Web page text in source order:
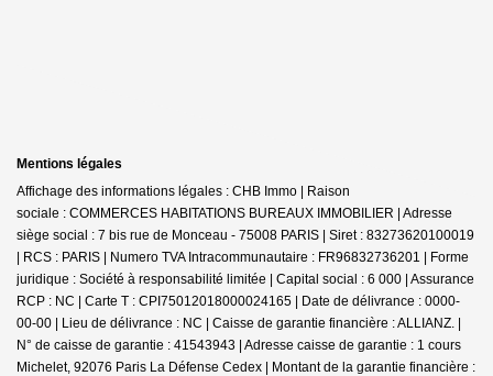
Mentions légales
Affichage des informations légales : CHB Immo | Raison
sociale : COMMERCES HABITATIONS BUREAUX IMMOBILIER | Adresse
siège social : 7 bis rue de Monceau - 75008 PARIS | Siret : 83273620100019
| RCS : PARIS | Numero TVA Intracommunautaire : FR96832736201 | Forme
juridique : Société à responsabilité limitée | Capital social : 6 000 | Assurance
RCP : NC | Carte T : CPI75012018000024165 | Date de délivrance : 0000-
00-00 | Lieu de délivrance : NC | Caisse de garantie financière : ALLIANZ. |
N° de caisse de garantie : 41543943 | Adresse caisse de garantie : 1 cours
Michelet, 92076 Paris La Défense Cedex | Montant de la garantie financière :